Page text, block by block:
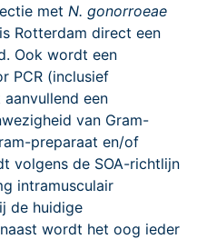
met N. gonorroeae
Rotterdam direct een
Ook wordt een
PCR (inclusief
een
van Gram-
preparaat en/of
volgens de SOA-richtlijn
intramusculair
de huidige
wordt het oog ieder